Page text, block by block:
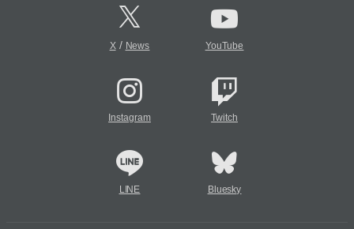
X/ News YouTube
Instagram Twitch
LINE Bluesky